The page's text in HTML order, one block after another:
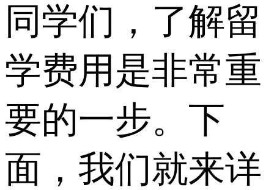
同学们，了解留
学费用是非常重
要的一步。下
面，我们就来详